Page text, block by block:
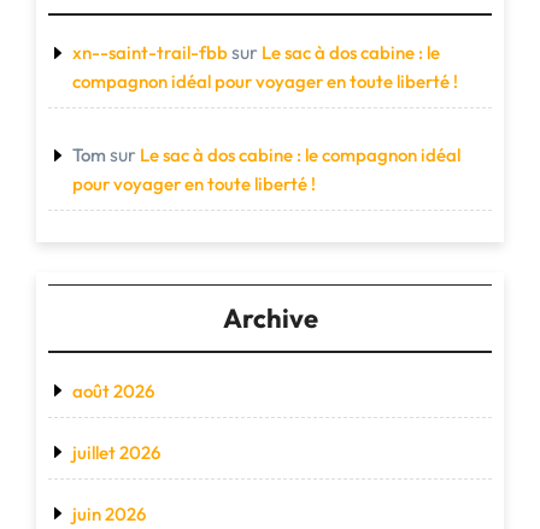
xn--saint-trail-fbbsur Le sac à dos cabine : le
compagnon idéal pour voyager en toute liberté !
Tom sur Le sac à dos cabine : le compagnon idéal
pour voyager en toute liberté !
Archive
août 2026
juillet 2026
juin 2026